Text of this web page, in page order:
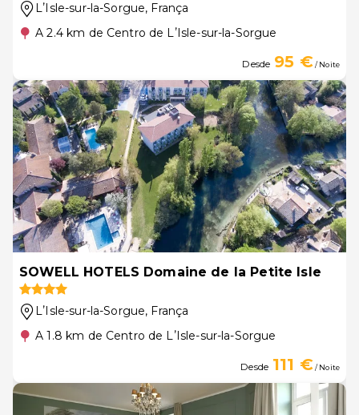
LʼIsle-sur-la-Sorgue, França
A 2.4 km de Centro de LʼIsle-sur-la-Sorgue
Desde 95 €/ Noite
SOWELL HOTELS Domaine de la Petite Isle
LʼIsle-sur-la-Sorgue, França
A 1.8 km de Centro de LʼIsle-sur-la-Sorgue
Desde 111 €/ Noite